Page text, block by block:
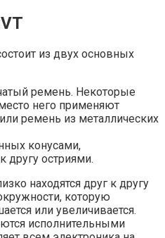
из двух основных
ремень. Некоторые
него применяют
ремень из металлических
конусами,
другу остриями.
находятся друг к другу
которую
или увеличивается.
исполнительными